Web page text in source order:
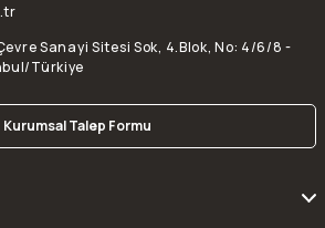
Sanayi Sitesi Sok, 4.Blok, No: 4/6/8 -
Türkiye
Kurumsal Talep Formu